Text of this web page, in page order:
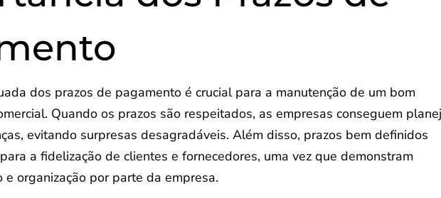
dos prazos de pagamento é crucial para a manutenção de um bom
Quando os prazos são respeitados, as empresas conseguem
evitando surpresas desagradáveis. Além disso, prazos bem definidos
a fidelização de clientes e fornecedores, uma vez que demonstram
e organização por parte da empresa.